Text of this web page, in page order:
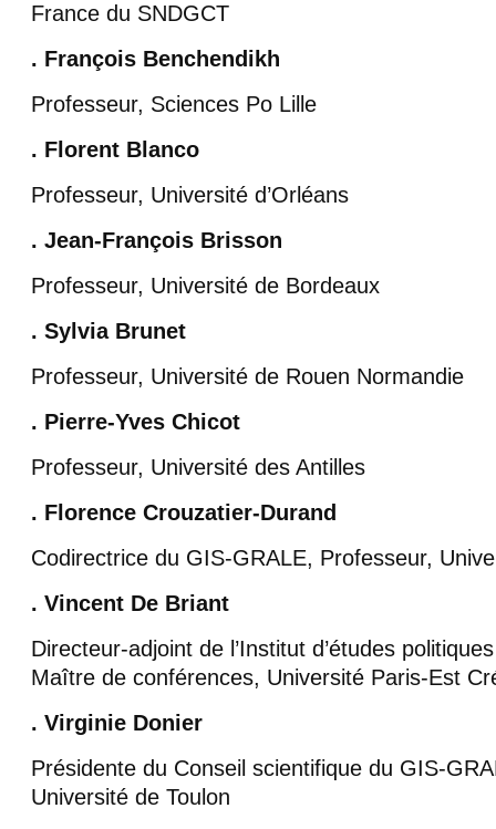
France du SNDGCT
. François Benchendikh
Professeur, Sciences Po Lille
. Florent Blanco
Professeur, Université d’Orléans
. Jean-François Brisson
Professeur, Université de Bordeaux
. Sylvia Brunet
Professeur, Université de Rouen Normandie
. Pierre-Yves Chicot
Professeur, Université des Antilles
. Florence Crouzatier-Durand
Codirectrice du GIS-GRALE, Professeur,
. Vincent De Briant
Directeur-adjoint de l’Institut d’études
Maître de conférences, Université Paris-Est
. Virginie Donier
Présidente du Conseil scientifique du GIS-
Université de Toulon